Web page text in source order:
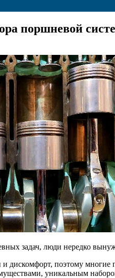
поршневой
задач, люди нередко
дискомфорт, поэтому
уникальным